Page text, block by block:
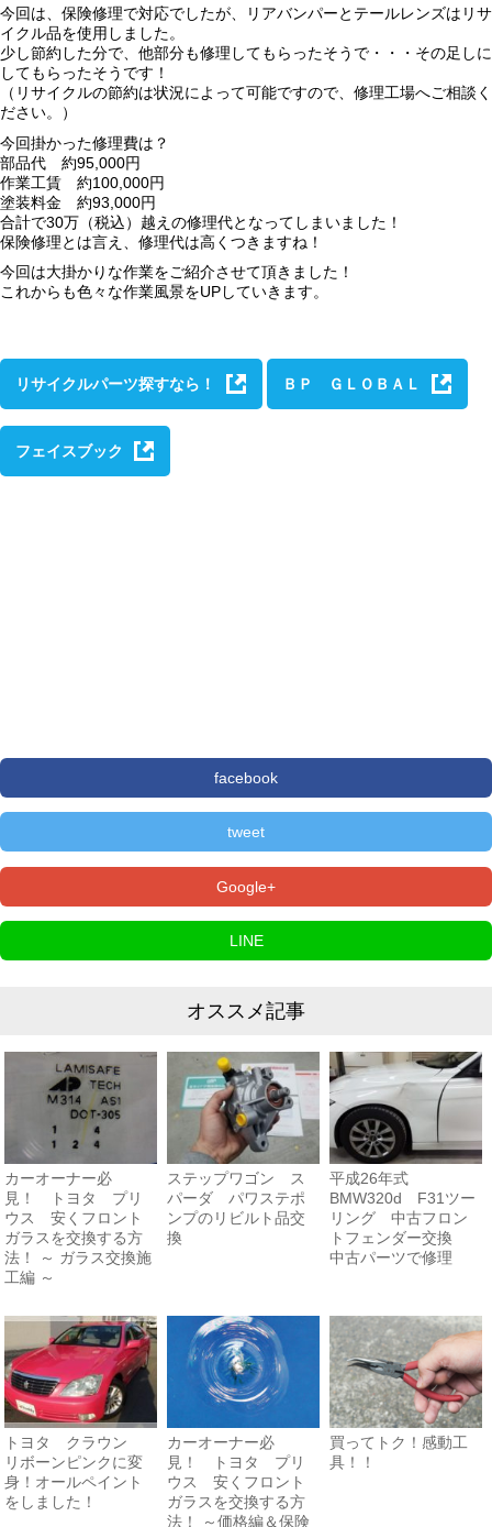
今回は、保険修理で対応でしたが、リアバンパーとテールレンズはリサ
イクル品を使用しました。
少し節約した分で、他部分も修理してもらったそうで・・・その足しに
してもらったそうです！
（リサイクルの節約は状況によって可能ですので、修理工場へご相談く
ださい。）
今回掛かった修理費は？
部品代 約95,000円
作業工賃 約100,000円
塗装料金 約93,000円
合計で30万（税込）越えの修理代となってしまいました！
保険修理とは言え、修理代は高くつきますね！
今回は大掛かりな作業をご紹介させて頂きました！
これからも色々な作業風景をUPしていきます。
リサイクルパーツ探すなら！ ＢＰ ＧＬＯＢＡＬ
フェイスブック
facebook
tweet
Google+
LINE
オススメ記事
カーオーナー必
見！ トヨタ プリ
ウス 安くフロント
ガラスを交換する方
法！ ～ ガラス交換施
工編 ～
ステップワゴン ス
パーダ パワステポ
ンプのリビルト品交
換
平成26年式
BMW320d F31ツー
リング 中古フロン
トフェンダー交換
中古パーツで修理
トヨタ クラウン
リボーンピンクに変
身！オールペイント
をしました！
カーオーナー必
見！ トヨタ プリ
ウス 安くフロント
ガラスを交換する方
法！ ～価格編＆保険
買ってトク！感動工
具！！